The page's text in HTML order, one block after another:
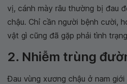
vị, cánh mày râu thường bị đau
chậu. Chỉ cần người bệnh cười,
vật gì cũng đã gặp phải tình
2. Nhiễm trùng
Đau vùng xương chậu ở nam